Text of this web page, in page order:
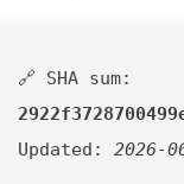
🔗 SHA sum:
Updated: 2026-